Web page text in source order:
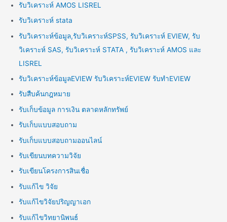
รับวิเคราะห์ AMOS LISREL
รับวิเคราะห์ stata
รับวิเคราะห์ข้อมูล,รับวิเคราะห์SPSS, รับวิเคราะห์ EVIEW, รับ
วิเคราะห์ SAS, รับวิเคราะห์ STATA , รับวิเคราะห์ AMOS และ
LISREL
รับวิเคราะห์ข้อมูลEVIEW รับวิเคราะห์EVIEW รับทำEVIEW
รับสืบค้นกฎหมาย
รับเก็บข้อมูล การเงิน ตลาดหลักทรัพย์
รับเก็บแบบสอบถาม
รับเก็บแบบสอบถามออนไลน์
รับเขียนบทความวิจัย
รับเขียนโครงการสินเชื่อ
รับแก้ไข วิจัย
รับแก้ไขวิจัยปริญญาเอก
รับแก้ไขวิทยานิพนธ์